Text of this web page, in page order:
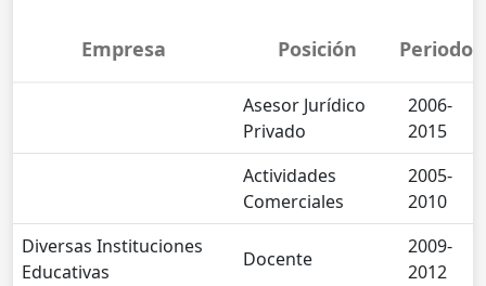
Empresa Posición Periodo
Asesor Jurídico
Privado
2006-
2015
Actividades
Comerciales
2005-
2010
Diversas Instituciones
Educativas
Docente
2009-
2012